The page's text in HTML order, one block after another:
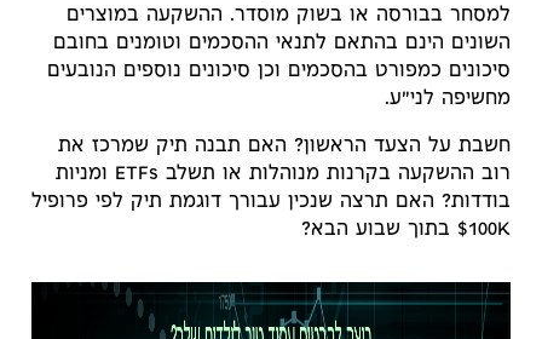
למסחר בבורסה או בשוק מוסדר. ההשקעה במוצרים
השונים הינם בהתאם לתנאי ההסכמים וטומנים בחובם
סיכונים כמפורט בהסכמים וכן סיכונים נוספים הנובעים
מחשיפה לני"ע.
חשבת על הצעד הראשון? האם תבנה תיק שמרכז את
רוב ההשקעה בקרנות מנוהלות או תשלב ETFs ומניות
בודדות? האם תרצה שנכין עבורך דוגמת תיק לפי פרופיל
100K$ בתוך שבוע הבא?